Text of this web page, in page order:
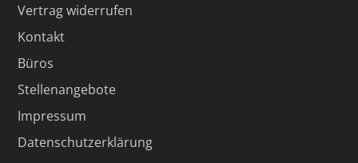
Vertrag widerrufen
Kontakt
Büros
Stellenangebote
Impressum
Datenschutzerklärung